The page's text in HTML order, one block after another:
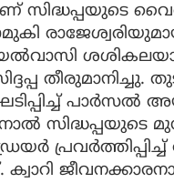
സിദ്ധപ്പയുടെ
പാര്‍സല്‍
സിദ്ധപ്പയുടെ